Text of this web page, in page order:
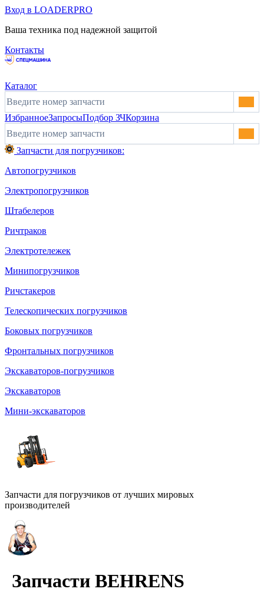
Вход в LOADERPRO
Ваша техника под надежной защитой
Контакты
Каталог
ИзбранноеЗапросыПодбор ЗЧКорзина
Запчасти для погрузчиков:
Автопогрузчиков
Электропогрузчиков
Штабелеров
Ричтраков
Электротележек
Минипогрузчиков
Ричстакеров
Телескопических погрузчиков
Боковых погрузчиков
Фронтальных погрузчиков
Экскаваторов-погрузчиков
Экскаваторов
Мини-экскаваторов
Запчасти для погрузчиков от лучших мировых
производителей
Запчасти BEHRENS